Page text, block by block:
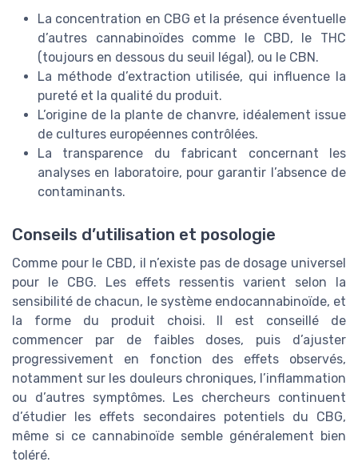
La concentration en CBG et la présence éventuelle
d’autres cannabinoïdes comme le CBD, le THC
(toujours en dessous du seuil légal), ou le CBN.
La méthode d’extraction utilisée, qui influence la
pureté et la qualité du produit.
L’origine de la plante de chanvre, idéalement issue
de cultures européennes contrôlées.
La transparence du fabricant concernant les
analyses en laboratoire, pour garantir l’absence de
contaminants.
Conseils d’utilisation et posologie
Comme pour le CBD, il n’existe pas de dosage universel
pour le CBG. Les effets ressentis varient selon la
sensibilité de chacun, le système endocannabinoïde, et
la forme du produit choisi. Il est conseillé de
commencer par de faibles doses, puis d’ajuster
progressivement en fonction des effets observés,
notamment sur les douleurs chroniques, l’inflammation
ou d’autres symptômes. Les chercheurs continuent
d’étudier les effets secondaires potentiels du CBG,
même si ce cannabinoïde semble généralement bien
toléré.